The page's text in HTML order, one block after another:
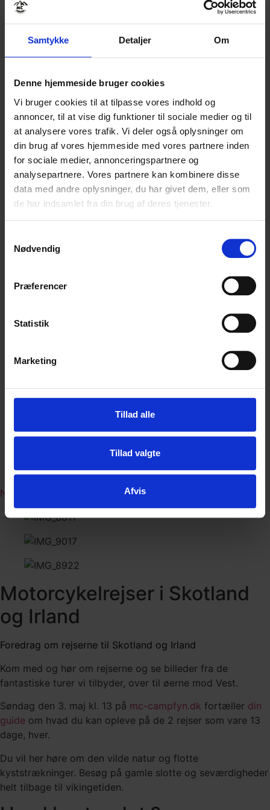
Samtykke Detaljer Om
Denne hjemmeside bruger cookies
Vi bruger cookies til at tilpasse vores indhold og
annoncer, til at vise dig funktioner til sociale medier og til
at analysere vores trafik. Vi deler også oplysninger om
din brug af vores hjemmeside med vores partnere inden
for sociale medier, annonceringspartnere og
analysepartnere. Vores partnere kan kombinere disse
data med andre oplysninger, du har givet dem, eller som
de har indsamlet fra din brug af deres tjenester.
Nødvendig
Præferencer
Statistik
Marketing
Tillad alle
Tillad valgte
Afvis
SPANIEN
TYSKLAND
LEJE AF MC
GALLERI
ALPERNE
DANMARK
IRLAND
MAROKKO
NEW ZEALAND
NORGE
SPANIEN
GENEREL INFO
FORSIKRING – AFBESTILLING
KONTAKTINFO
PRIVATLIVSPOLITIK
NYHEDSBREV
Motorcykelrejser i Skotland
og Irland
Foredrag om rejserne til Skotland og Irland
Kom med og hør om rejserne og se billeder fra de
fantastiske turer vi tilbyder, over til øerne mod Vest.
Søndag den 3. maj kl. 13 på mc-campfyn.dk fortæller din
guide om hvad du kan opleve på de 2 rejser som vare 13
dage, hver.
Du vil her høre om den vilde natur og flotte
kyststrækninger. Besøg på gamle slotte og seværdigheder
helt tilbage til vikingetiden.